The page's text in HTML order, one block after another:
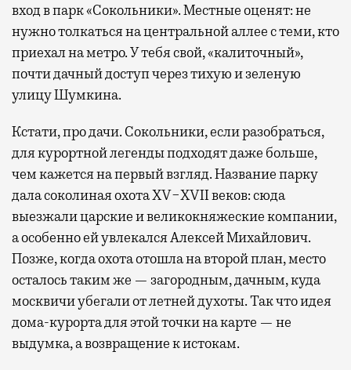
вход в парк «Сокольники». Местные оценят: не
нужно толкаться на центральной аллее с теми, кто
приехал на метро. У тебя свой, «калиточный»,
почти дачный доступ через тихую и зеленую
улицу Шумкина.
Кстати, про дачи. Сокольники, если разобраться,
для курортной легенды подходят даже больше,
чем кажется на первый взгляд. Название парку
дала соколиная охота XV−XVII веков: сюда
выезжали царские и великокняжеские компании,
а особенно ей увлекался Алексей Михайлович.
Позже, когда охота отошла на второй план, место
осталось таким же — загородным, дачным, куда
москвичи убегали от летней духоты. Так что идея
дома-курорта для этой точки на карте — не
выдумка, а возвращение к истокам.